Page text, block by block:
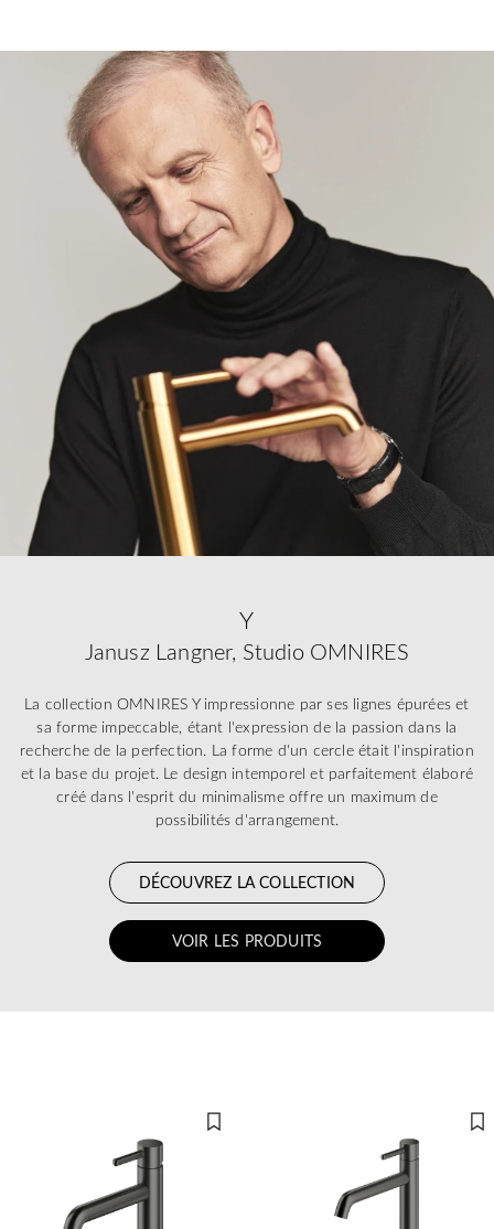
Y
Janusz Langner, Studio OMNIRES
La collection OMNIRES Y impressionne par ses lignes épurées et
sa forme impeccable, étant l'expression de la passion dans la
recherche de la perfection. La forme d'un cercle était l'inspiration
et la base du projet. Le design intemporel et parfaitement élaboré
créé dans l'esprit du minimalisme offre un maximum de
possibilités d'arrangement.
DÉCOUVREZ LA COLLECTION
VOIR LES PRODUITS